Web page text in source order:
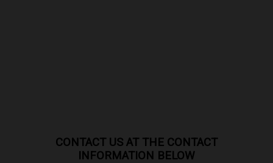
CONTACT US AT THE CONTACT
INFORMATION BELOW